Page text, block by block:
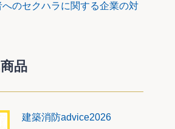
へのセクハラに関する企業の対
品
建築消防advice2026